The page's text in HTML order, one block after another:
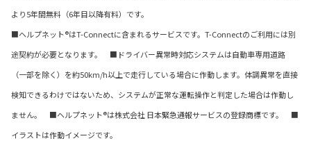
より5年間無料（6年目以降有料）です。
■ヘルプネット®はT-Connectに含まれるサービスです。T-Connectのご利用には別
途契約が必要となります。 ■ドライバー異常時対応システムは自動車専用道路
（一部を除く）を約50km/h以上で走行している場合に作動します。体調異常を直接
検知できるわけではないため、システムが正常な運転操作と判定した場合は作動し
ません。 ■ヘルプネット®は株式会社 日本緊急通報サービスの登録商標です。 ■
イラストは作動イメージです。